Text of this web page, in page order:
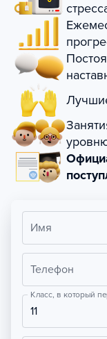
Имя
Телефон
Класс, в который
11